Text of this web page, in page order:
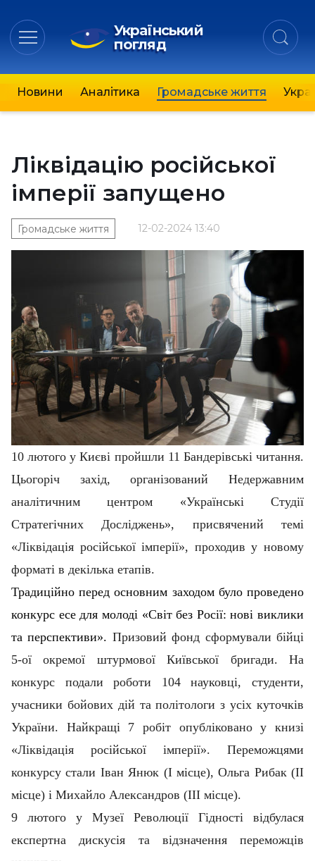
Український
погляд
Новини Аналітика Громадське життя
Ліквідацію російської
імперії запущено
12-02-2024 13:40
Громадське життя
10 лютого у Києві пройшли 11 Бандерівські читання.
Цьогоріч захід, організований Недержавним
аналітичним центром «Українські Студії
Стратегічних Досліджень», присвячений темі
«Ліквідація російської імперії», проходив у новому
форматі в декілька етапів.
Традиційно перед основним заходом було проведено
конкурс есе для молоді «Світ без Росії: нові виклики
та перспективи». Призовий фонд сформували бійці
5-ої окремої штурмової Київської бригади. На
конкурс подали роботи 104 науковці, студенти,
учасники бойових дій та політологи з усіх куточків
України. Найкращі 7 робіт опубліковано у книзі
«Ліквідація російської імперії». Переможцями
конкурсу стали Іван Янюк (І місце), Ольга Рибак (ІІ
місце) і Михайло Александров (ІІІ місце).
9 лютого у Музеї Революції Гідності відбулася
експертна дискусія та відзначення переможців